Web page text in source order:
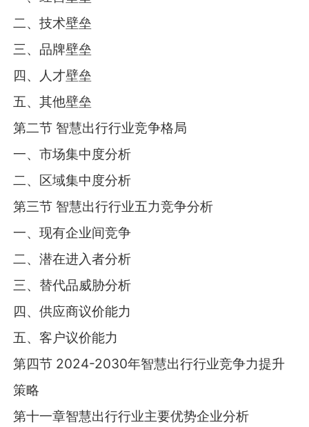
二、技术壁垒
三、品牌壁垒
四、人才壁垒
五、其他壁垒
第二节 智慧出行行业竞争格局
一、市场集中度分析
二、区域集中度分析
第三节 智慧出行行业五力竞争分析
一、现有企业间竞争
二、潜在进入者分析
三、替代品威胁分析
四、供应商议价能力
五、客户议价能力
第四节 2024-2030年智慧出行行业竞争力提升
策略
第十一章智慧出行行业主要优势企业分析